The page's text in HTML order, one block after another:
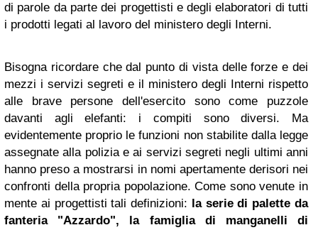
di parole da parte dei progettisti e degli elaboratori di tutti
i prodotti legati al lavoro del ministero degli Interni.
Bisogna ricordare che dal punto di vista delle forze e dei
mezzi i servizi segreti e il ministero degli Interni rispetto
alle brave persone dell'esercito sono come puzzole
davanti agli elefanti: i compiti sono diversi. Ma
evidentemente proprio le funzioni non stabilite dalla legge
assegnate alla polizia e ai servizi segreti negli ultimi anni
hanno preso a mostrarsi in nomi apertamente derisori nei
confronti della propria popolazione. Come sono venute in
mente ai progettisti tali definizioni: la serie di palette da
fanteria "Azzardo", la famigliadi manganelli di